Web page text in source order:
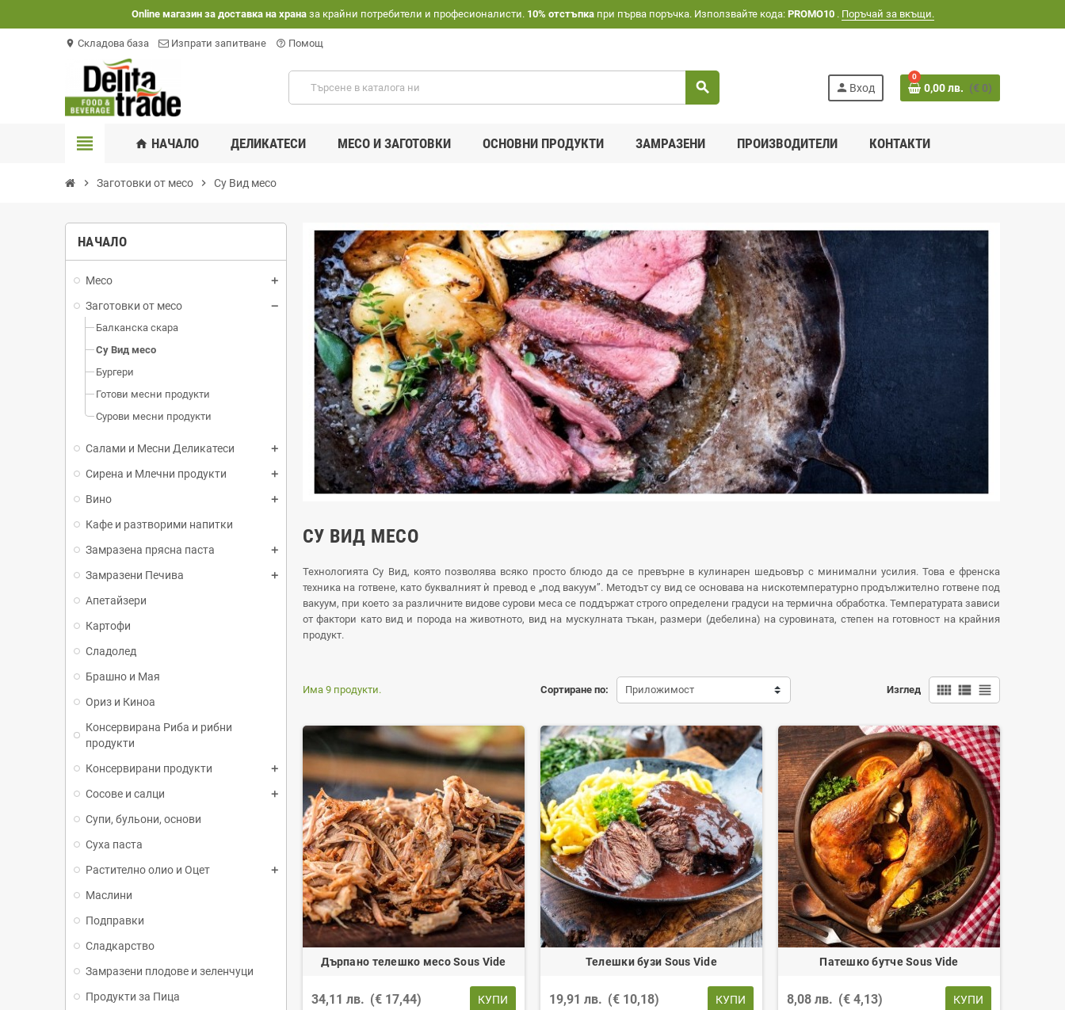
Оnline магазин за доставка на храназа крайни потребители и професионалисти. 10% отстъпкапри първа поръчка. Използвайте кода: PROMO10 . Поръчай за вкъщи.
location_on Складова база Изпрати запитване help_outline Помощ
search person Вход
0
0,00 лв. (€ 0)
view_headline home НАЧАЛО ДЕЛИКАТЕСИ МЕСО И ЗАГОТОВКИ ОСНОВНИ ПРОДУКТИ ЗАМРАЗЕНИ ПРОИЗВОДИТЕЛИ КОНТАКТИ
chevron_right Заготовки от месо chevron_right Су Вид месо
НАЧАЛО
Месо
Заготовки от месо
Балканска скара
Су Вид месо
Бургери
Готови месни продукти
Сурови месни продукти
Салами и Месни Деликатеси
Сирена и Млечни продукти
Вино
Кафе и разтворими напитки
Замразена прясна паста
Замразени Печива
Апетайзери
Картофи
Сладолед
Брашно и Мая
Ориз и Киноа
Консервирана Риба и рибни
продукти
Консервирани продукти
Сосове и салци
Супи, бульони, основи
Суха паста
Растително олио и Оцет
Маслини
Подправки
Сладкарство
Замразени плодове и зеленчуци
Продукти за Пица
СУ ВИД МЕСО
Технологията Су Вид, която позволява всяко просто блюдо да се превърне в кулинарен шедьовър с минимални усилия. Това e френска
техника на готвене, като буквалният ѝ превод е „под вакуум”. Методът су вид се основава на нискотемпературно продължително готвене под
вакуум, при което за различните видове сурови меса се поддържат строго определени градуси на термична обработка. Температурата зависи
от фактори като вид и порода на животното, вид на мускулната тъкан, размери (дебелина) на суровината, степен на готовност на крайния
продукт.
Сортиране по: Приложимост Изглед view_comfy view_list view_headline
Има 9 продукти.
Дърпано телешко месо Sous Vide
34,11 лв. (€ 17,44) КУПИ
Телешки бузи Sous Vide
19,91 лв. (€ 10,18) КУПИ
Патешко бутче Sous Vide
8,08 лв. (€ 4,13) КУПИ